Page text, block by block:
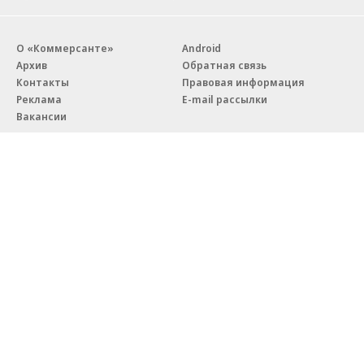
О «Коммерсанте»
Архив
Контакты
Реклама
Вакансии
Android
Обратная связь
Правовая информация
E-mail рассылки